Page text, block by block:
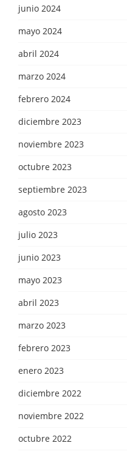
junio 2024
mayo 2024
abril 2024
marzo 2024
febrero 2024
diciembre 2023
noviembre 2023
octubre 2023
septiembre 2023
agosto 2023
julio 2023
junio 2023
mayo 2023
abril 2023
marzo 2023
febrero 2023
enero 2023
diciembre 2022
noviembre 2022
octubre 2022